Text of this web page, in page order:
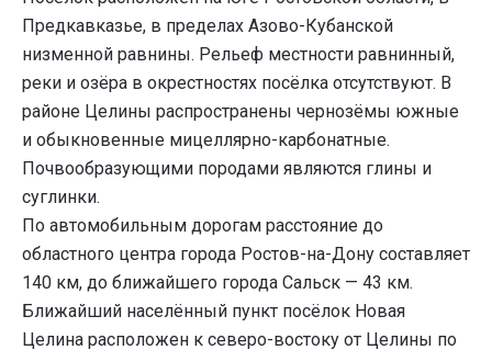
Предкавказье, в пределах Азово-Кубанской
низменной равнины. Рельеф местности равнинный,
реки и озёра в окрестностях посёлка отсутствуют. В
районе Целины распространены чернозёмы южные
и обыкновенные мицеллярно-карбонатные.
Почвообразующими породами являются глины и
суглинки.
По автомобильным дорогам расстояние до
областного центра города Ростов-на-Дону составляет
140 км, до ближайшего города Сальск — 43 км.
Ближайший населённый пункт посёлок Новая
Целина расположен к северо-востоку от Целины по